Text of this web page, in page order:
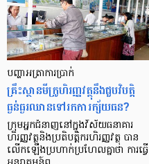
បញ្ហា​អត្រា​ការប្រាក់
គ្រឹះស្ថាន​មីក្រូ​ហិរញ្ញវត្ថុ​នឹង​ជួប​វិបត្តិ​
ធ្ងន់ធ្ងរ​ឈាន​ទៅ​រក​ការ​ក្ស័យធន?
ក្រុម​អ្នក​ជំនាញ​នៅ​ក្នុង​វិស័យ​ធនាគារ
ហិរញ្ញវត្ថុ​និង​ប្រតិបត្តិករ​ហិរញ្ញ​វត្ថុ បាន​​
លើក​ឡើង​ប្រហាក់​ប្រហែល​គ្នា​ថា ការ​ធ្វើ​